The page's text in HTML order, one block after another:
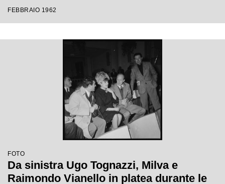
FEBBRAIO 1962
FOTO
Da sinistra Ugo Tognazzi, Milva e
Raimondo Vianello in platea durante le